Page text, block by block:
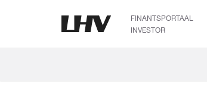
FINANTSPORTAAL
INVESTOR